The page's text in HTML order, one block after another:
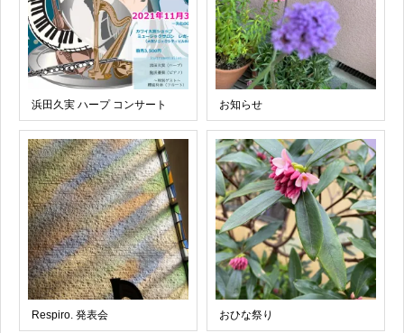
浜田久実 ハープ コンサート お知らせ
Respiro. 発表会 おひな祭り